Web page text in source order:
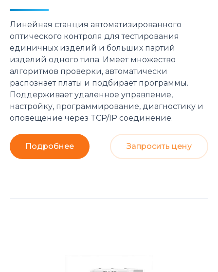
Линейная станция автоматизированного
оптического контроля для тестирования
единичных изделий и больших партий
изделий одного типа. Имеет множество
алгоритмов проверки, автоматически
распознает платы и подбирает программы.
Поддерживает удаленное управление,
настройку, программирование, диагностику и
оповещение через TCP/IP соединение.
Подробнее Запросить цену